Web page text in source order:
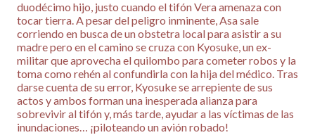
duodécimo hijo, justo cuando el tifón Vera amenaza con
tocar tierra. A pesar del peligro inminente, Asa sale
corriendo en busca de un obstetra local para asistir a su
madre pero en el camino se cruza con Kyosuke, un ex-
militar que aprovecha el quilombo para cometer robos y la
toma como rehén al confundirla con la hija del médico. Tras
darse cuenta de su error, Kyosuke se arrepiente de sus
actos y ambos forman una inesperada alianza para
sobrevivir al tifón y, más tarde, ayudar a las víctimas de las
inundaciones… ¡piloteando un avión robado!